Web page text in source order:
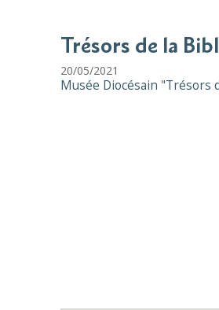
Trésors de la
20/05/2021
Musée Diocésain "Trésors